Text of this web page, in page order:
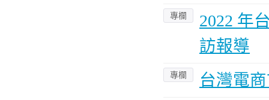
專欄
2022 年
訪報導
專欄 台灣電